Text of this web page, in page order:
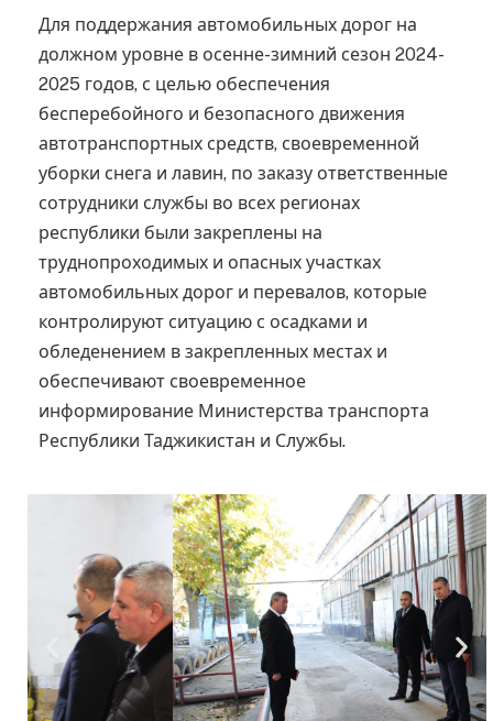
Для поддержания автомобильных дорог на
должном уровне в осенне-зимний сезон 2024-
2025 годов, с целью обеспечения
бесперебойного и безопасного движения
автотранспортных средств, своевременной
уборки снега и лавин, по заказу ответственные
сотрудники службы во всех регионах
республики были закреплены на
труднопроходимых и опасных участках
автомобильных дорог и перевалов, которые
контролируют ситуацию с осадками и
обледенением в закрепленных местах и
обеспечивают своевременное
информирование Министерства транспорта
Республики Таджикистан и Службы.